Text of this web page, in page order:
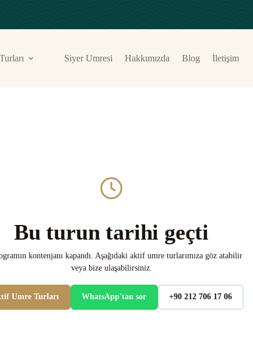
Siyer Umresi Hakkımızda Blog İletişim
Bu turun tarihi geçti
kontenjanı kapandı. Aşağıdaki aktif umre turlarımıza göz atabilir
veya bize ulaşabilirsiniz.
Umre Turları WhatsApp'tan sor +90 212 706 17 06